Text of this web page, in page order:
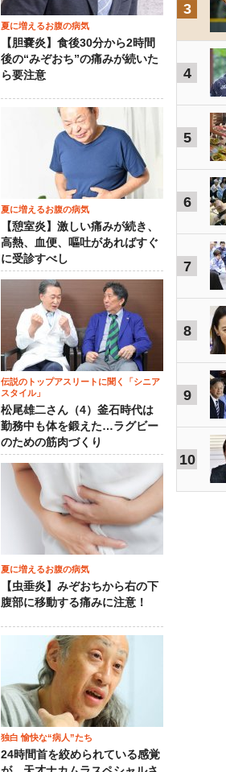
夏に増えるお腹の病気
【胆嚢炎】食後30分から2時間
後の“みぞおち”の痛みが続いた
ら要注意
夏に増えるお腹の病気
【憩室炎】激しい痛みが続き、
高熱、血便、嘔吐があればすぐ
に受診すべし
伝説のトップアスリートに聞く「シニア
スタイル」
松尾雄二さん（4）釜石時代は
勤務中も体を鍛えた…ラグビー
のための筋肉づくり
夏に増えるお腹の病気
【虫垂炎】みぞおちから右の下
腹部に移動する痛みに注意！
独白 愉快な“病人”たち
24時間首を絞められている感覚
3
4
5
6
7
8
9
10